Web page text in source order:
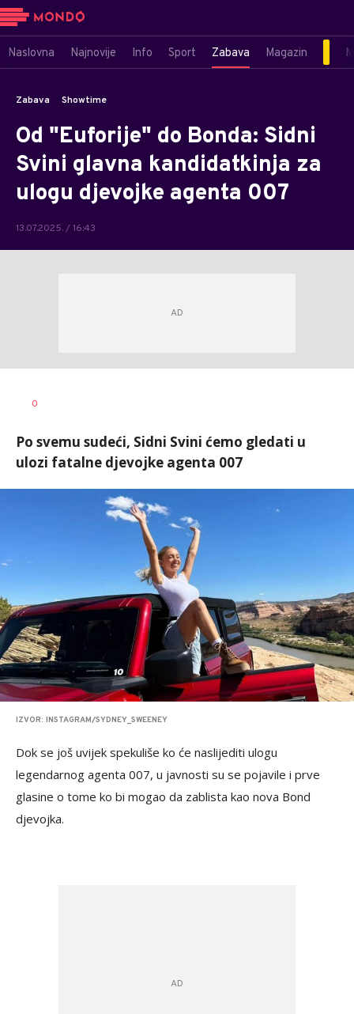
Naslovna Najnovije Info Sport Zabava Magazin
Zabava Showtime
Od "Euforije" do Bonda: Sidni
Svini glavna kandidatkinja za
ulogu djevojke agenta 007
13.07.2025. / 16:43
AUTOR
0
Po svemu sudeći, Sidni Svini ćemo gledati u
ulozi fatalne djevojke agenta 007
IZVOR: INSTAGRAM/SYDNEY_SWEENEY
Dok se još uvijek spekuliše ko će naslijediti ulogu
legendarnog agenta 007, u javnosti su se pojavile i prve
glasine o tome ko bi mogao da zablista kao nova Bond
djevojka.